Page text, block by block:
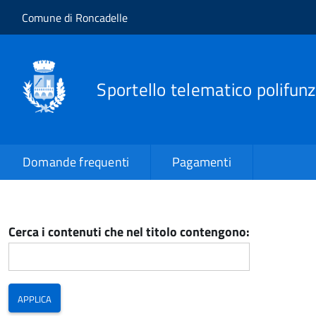
Salta al contenuto principale
Skip to site navigation
Comune di Roncadelle
Sportello telematico
Domande frequenti Pagamenti
Cerca i contenuti che nel titolo contengono: